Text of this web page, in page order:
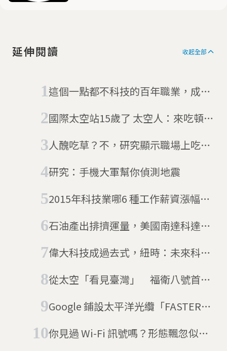
延伸閱讀 收起全部
這個一點都不科技的百年職業，成了
國際太空站15歲了 太空人：來吃頓好
人醜吃草？不，研究顯示職場上吃虧
研究：手機大軍幫你偵測地震
2015年科技業哪6 種工作薪資漲幅最
石油產出排擠運量，美國南達科達州
偉大科技成過去式，紐時：未來科技
從太空「看見臺灣」 福衛八號首顆
Google 鋪設太平洋光纜「FASTER」
你見過 Wi-Fi 訊號嗎？形態飄忽似鬼